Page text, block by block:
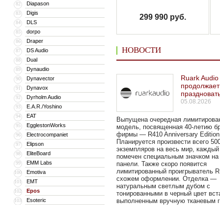
82 Diapason
83 Digis
84 DLS
85 dorpo
86 Draper
87 DS Audio
88 Dual
89 Dynaudio
90 Dynavector
91 Dynavox
92 Dyrholm Audio
93 E.A.R./Yoshino
94 EAT
95 EgglestonWorks
96 Electrocompaniet
97 Elipson
98 EliteBoard
99 EMM Labs
100 Emotiva
101 EMT
102 Epos
103 Esoteric
299 990 руб.
НОВОСТИ
Ruark Audio
продолжает
05.08.2026
Выпущена очередная
модель, посвященная 40-летию
фирмы — R410 Anniversary
Планируется произвести всего
экземпляров на весь мир, каждый
помечен специальным значком на
панели. Также скоро появится
лимитированный проигрыватель
схожем оформлении. Отделка —
натуральным светлым дубом с
тонированными в черный цвет
выполненным вручную тканевым